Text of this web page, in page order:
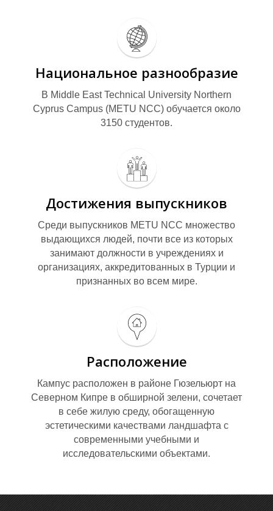
Е
Ц
Национальное разнообразие
В Middle East Technical University Northern
Cyprus Campus (METU NCC) обучается около
3150 студентов.
Достижения выпускников
Среди выпускников METU NCC множество
выдающихся людей, почти все из которых
занимают должности в учреждениях и
организациях, аккредитованных в Турции и
признанных во всем мире.
Расположение
Кампус расположен в районе Гюзельюрт на
Северном Кипре в обширной зелени, сочетает
в себе жилую среду, обогащенную
эстетическими качествами ландшафта с
современными учебными и
исследовательскими объектами.